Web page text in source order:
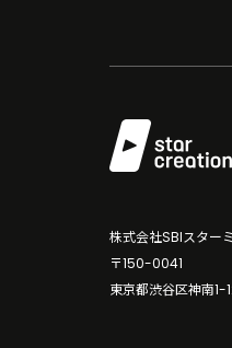
株式会社SBIスター
〒150-0041
東京都渋谷区神南1-